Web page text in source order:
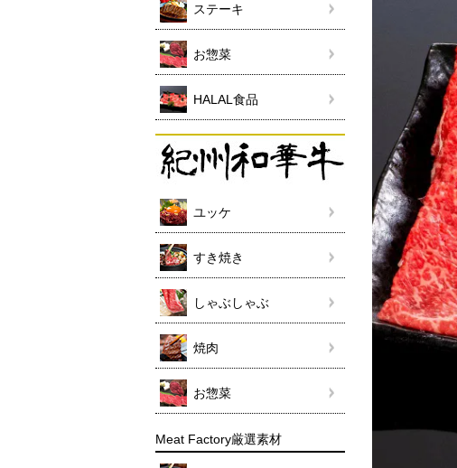
ステーキ
お惣菜
HALAL食品
ユッケ
すき焼き
しゃぶしゃぶ
焼肉
お惣菜
Meat Factory厳選素材